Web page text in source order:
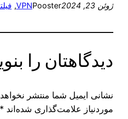
ژوئن 23, 2024 Pooster
VPN
,
دیدگاهتان را
نشانی ایمیل شما منتشر
موردنیاز علامت‌گذاری شده‌اند *